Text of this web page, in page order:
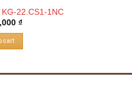
22.CS1-1NC
₫
cart